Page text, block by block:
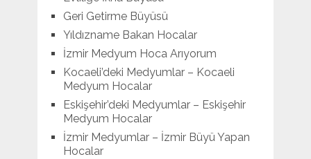
Geri Getirme Büyüsü
Yıldızname Bakan Hocalar
İzmir Medyum Hoca Arıyorum
Kocaeli’deki Medyumlar – Kocaeli
Medyum Hocalar
Eskişehir’deki Medyumlar – Eskişehir
Medyum Hocalar
İzmir Medyumlar – İzmir Büyü Yapan
Hocalar